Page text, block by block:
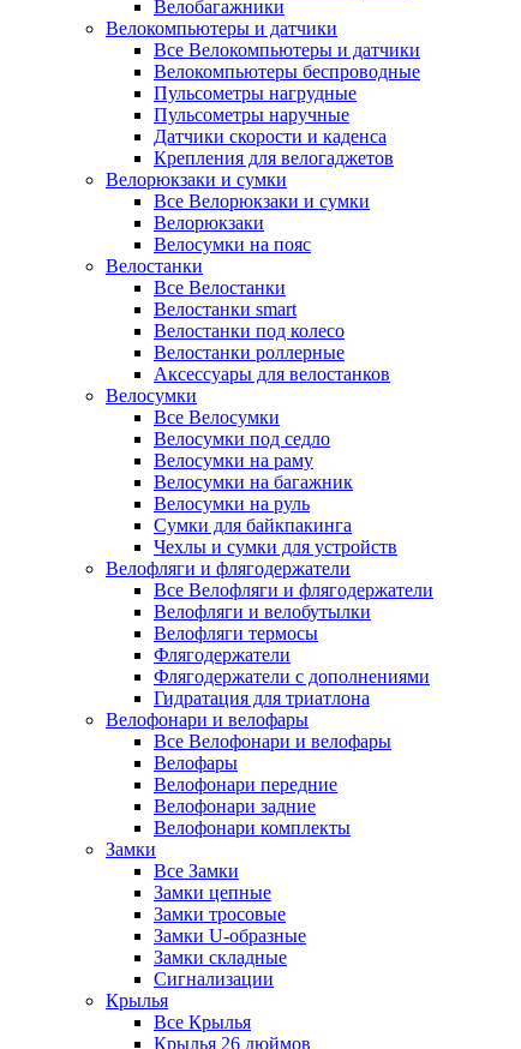
Велобагажники
Велокомпьютеры и датчики
Все Велокомпьютеры и датчики
Велокомпьютеры беспроводные
Пульсометры нагрудные
Пульсометры наручные
Датчики скорости и каденса
Крепления для велогаджетов
Велорюкзаки и сумки
Все Велорюкзаки и сумки
Велорюкзаки
Велосумки на пояс
Велостанки
Все Велостанки
Велостанки smart
Велостанки под колесо
Велостанки роллерные
Аксессуары для велостанков
Велосумки
Все Велосумки
Велосумки под седло
Велосумки на раму
Велосумки на багажник
Велосумки на руль
Сумки для байкпакинга
Чехлы и сумки для устройств
Велофляги и флягодержатели
Все Велофляги и флягодержатели
Велофляги и велобутылки
Велофляги термосы
Флягодержатели
Флягодержатели с дополнениями
Гидратация для триатлона
Велофонари и велофары
Все Велофонари и велофары
Велофары
Велофонари передние
Велофонари задние
Велофонари комплекты
Замки
Все Замки
Замки цепные
Замки тросовые
Замки U-образные
Замки складные
Сигнализации
Крылья
Все Крылья
Крылья 26 дюймов